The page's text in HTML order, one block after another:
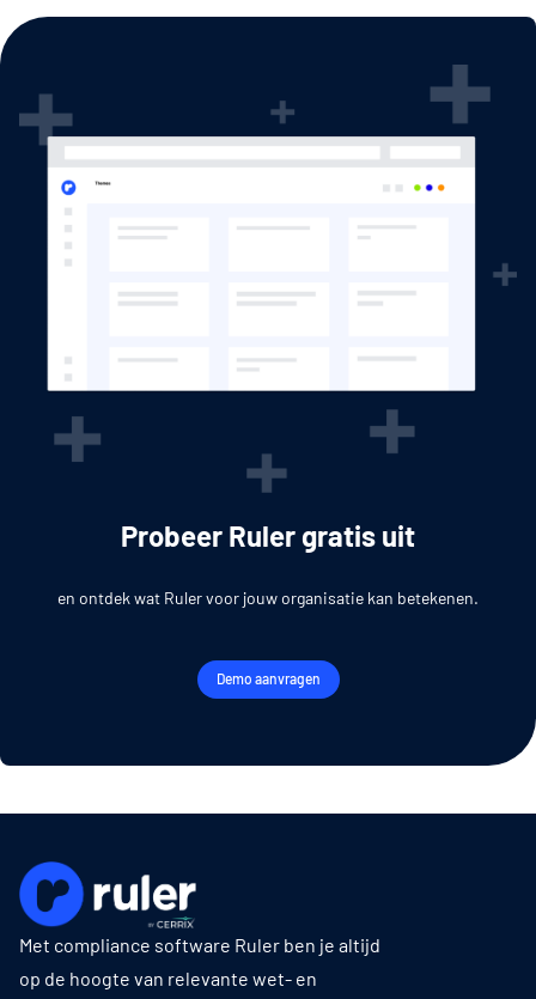
Probeer Ruler gratis uit
en ontdek wat Ruler voor jouw organisatie kan betekenen.
Demo aanvragen
Met compliance software Ruler ben je altijd
op de hoogte van relevante wet- en